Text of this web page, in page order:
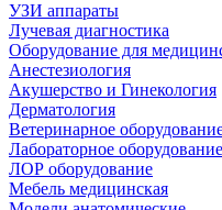
УЗИ аппараты
Лучевая диагностика
Оборудование для
Анестезиология
Акушерство и Гинекология
Дерматология
Ветеринарное
Лабораторное оборудование
ЛОР оборудование
Мебель медицинская